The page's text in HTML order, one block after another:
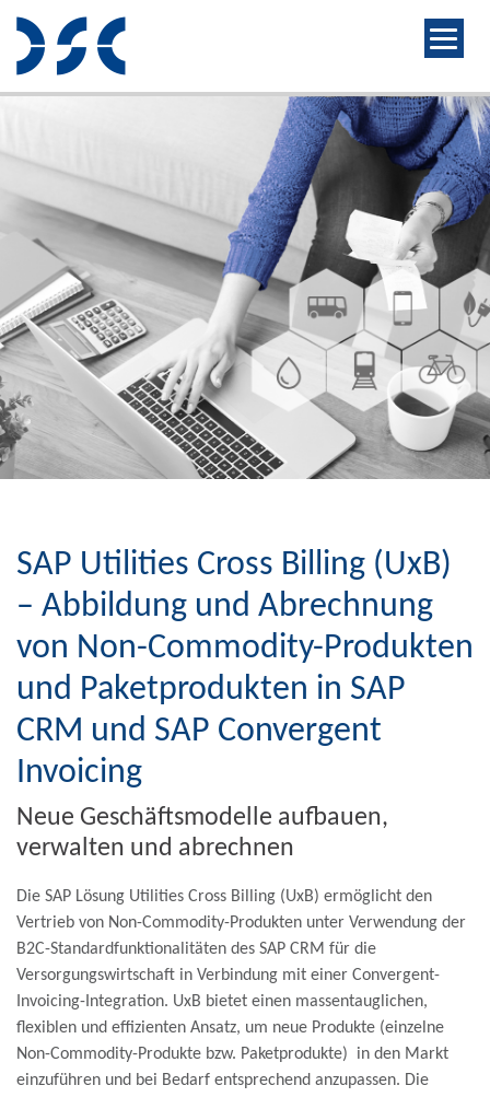
SAP Utilities Cross Billing (UxB)
– Abbildung und Abrechnung
von Non-Commodity-Produkten
und Paketprodukten in SAP
CRM und SAP Convergent
Invoicing
Neue Geschäftsmodelle aufbauen,
verwalten und abrechnen
Die SAP Lösung Utilities Cross Billing (UxB) ermöglicht den
Vertrieb von Non-Commodity-Produkten unter Verwendung der
B2C-Standardfunktionalitäten des SAP CRM für die
Versorgungswirtschaft in Verbindung mit einer Convergent-
Invoicing-Integration. UxB bietet einen massentauglichen,
flexiblen und effizienten Ansatz, um neue Produkte (einzelne
Non-Commodity-Produkte bzw. Paketprodukte) in den Markt
einzuführen und bei Bedarf entsprechend anzupassen. Die